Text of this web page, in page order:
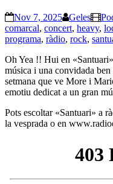
Nov 7, 2025 Geles
comarcal, concert, heavy,
programa, ràdio, rock,
Oh Yea !! Hui en
música i una convidada
setmana que ve More i
emotiu dedicat a un gran
Pots escoltar «Santuari» a
la vesprada o en